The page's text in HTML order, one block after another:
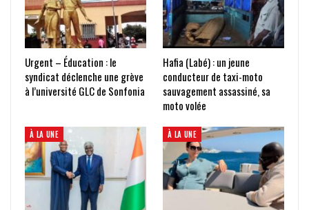
Urgent – Éducation : le
syndicat déclenche une grève
à l’université GLC de Sonfonia
Hafia (Labé) : un jeune
conducteur de taxi-moto
sauvagement assassiné, sa
moto volée
À LA UNE À LA UNE